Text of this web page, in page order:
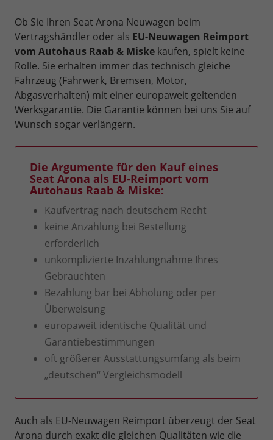
Ob Sie Ihren Seat Arona Neuwagen beim
Vertragshändler oder als EU-Neuwagen Reimport
vom Autohaus Raab & Miske kaufen, spielt keine
Rolle. Sie erhalten immer das technisch gleiche
Fahrzeug (Fahrwerk, Bremsen, Motor,
Abgasverhalten) mit einer europaweit geltenden
Werksgarantie. Die Garantie können bei uns Sie auf
Wunsch sogar verlängern.
Die Argumente für den Kauf eines
Seat Arona als EU-Reimport vom
Autohaus Raab & Miske:
Kaufvertrag nach deutschem Recht
keine Anzahlung bei Bestellung
erforderlich
unkomplizierte Inzahlungnahme Ihres
Gebrauchten
Bezahlung bar bei Abholung oder per
Überweisung
europaweit identische Qualität und
Garantiebestimmungen
oft größerer Ausstattungsumfang als beim
„deutschen“ Vergleichsmodell
Auch als EU-Neuwagen Reimport überzeugt der Seat
Arona durch exakt die gleichen Qualitäten wie die